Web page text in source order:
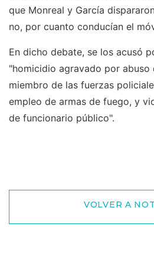
que Monreal y García
no, por cuanto conducían el
En dicho debate, se los acusó
"homicidio agravado por abuso
miembro de las fuerzas
empleo de armas de fuego, y
de funcionario público".
VOLVER A